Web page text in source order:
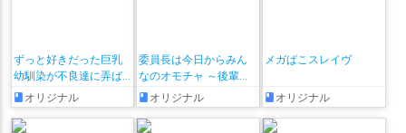
ずっと好きだった巨乳
幼馴染が不良達に弄ば
れた七日間 その後
オリジナル
委員長は今日からみん
なのオモチャ ～後輩に
全部晒されちゃう編♡
～ + おまけ漫画♡
オリジナル
メガぱこスレイヴ
オリジナル